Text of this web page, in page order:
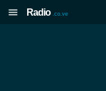
Radio .co.ve